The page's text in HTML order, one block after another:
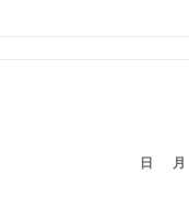
日
月